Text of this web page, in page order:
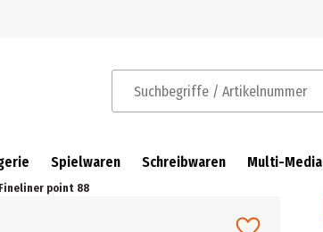
Suchbegriffe / Artikelnummer
Spielwaren Schreibwaren Multi-Media
Fineliner point 88